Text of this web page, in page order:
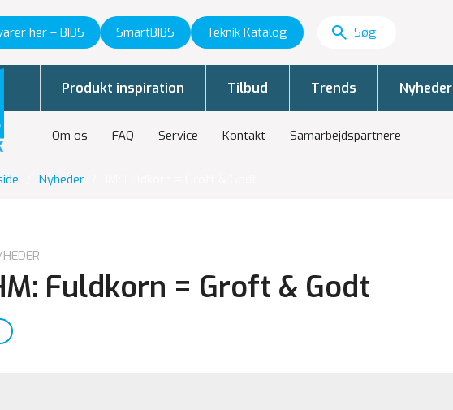
her – BIBS SmartBIBS Teknik Katalog
Om os FAQ Service Kontakt Samarbejdspartnere
Produkt inspiration Tilbud Trends Nyheder
Nyheder
Fuldkorn = Groft & Godt